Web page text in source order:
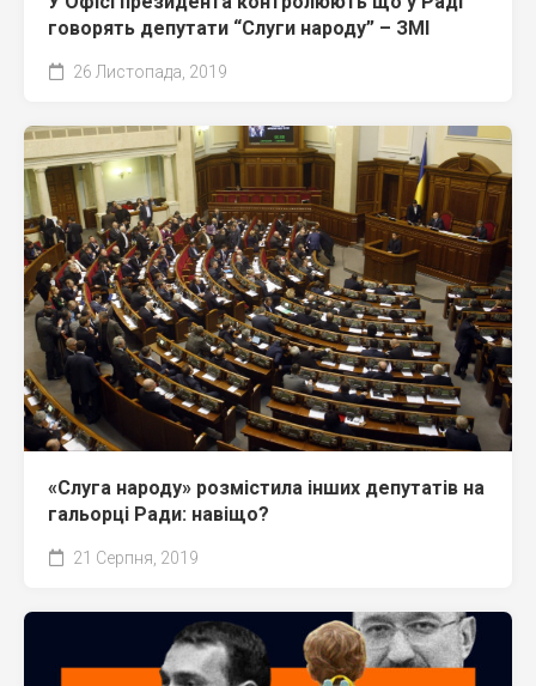
говорять депутати “Слуги народу” – ЗМІ
26 Листопада, 2019
«Слуга народу» розмістила інших депутатів на
гальорці Ради: навіщо?
21 Серпня, 2019